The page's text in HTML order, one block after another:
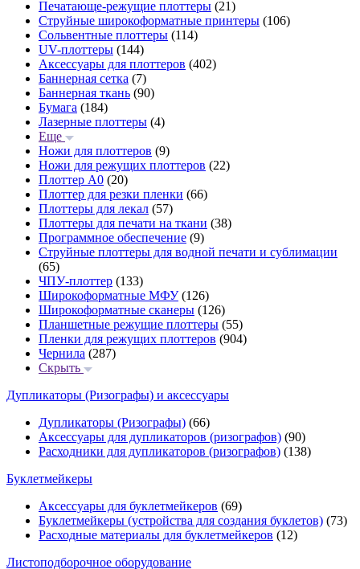
Печатающе-режущие плоттеры (21)
Струйные широкоформатные принтеры (106)
Сольвентные плоттеры (114)
UV-плоттеры (144)
Аксессуары для плоттеров (402)
Баннерная сетка (7)
Баннерная ткань (90)
Бумага (184)
Лазерные плоттеры (4)
Еще
Ножи для плоттеров (9)
Ножи для режущих плоттеров (22)
Плоттер А0 (20)
Плоттер для резки пленки (66)
Плоттеры для лекал (57)
Плоттеры для печати на ткани (38)
Программное обеспечение (9)
Струйные плоттеры для водной печати и сублимации
(65)
ЧПУ-плоттер (133)
Широкоформатные МФУ(126)
Широкоформатные сканеры (126)
Планшетные режущие плоттеры (55)
Пленки для режущих плоттеров (904)
Чернила (287)
Скрыть
Дупликаторы (Ризографы) и аксессуары
Дупликаторы (Ризографы) (66)
Аксессуары для дупликаторов (ризографов) (90)
Расходники для дупликаторов (ризографов) (138)
Буклетмейкеры
Аксессуары для буклетмейкеров (69)
Буклетмейкеры (устройства для создания буклетов) (73)
Расходные материалы для буклетмейкеров (12)
Листоподборочное оборудование